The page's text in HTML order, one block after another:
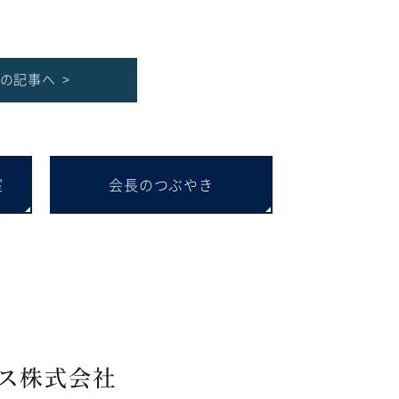
記事へ >
会長のつぶやき